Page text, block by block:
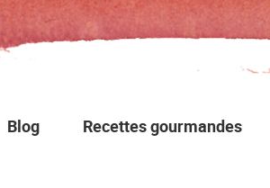
Blog Recettes gourmandes